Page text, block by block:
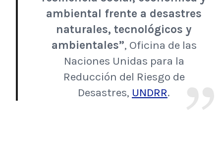
ambiental frente a desastres
naturales, tecnológicos y
ambientales”, Oficina de las
Naciones Unidas para la
Reducción del Riesgo de
Desastres, UNDRR.